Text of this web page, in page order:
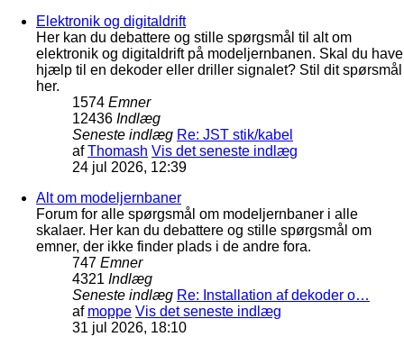
Elektronik og digitaldrift
Her kan du debattere og stille spørgsmål til alt om
elektronik og digitaldrift på modeljernbanen. Skal du have
hjælp til en dekoder eller driller signalet? Stil dit spørsmål
her.
1574 Emner
12436 Indlæg
Seneste indlæg Re: JST stik/kabel
afThomash Vis det seneste indlæg
24 jul 2026, 12:39
Alt om modeljernbaner
Forum for alle spørgsmål om modeljernbaner i alle
skalaer. Her kan du debattere og stille spørgsmål om
emner, der ikke finder plads i de andre fora.
747 Emner
4321 Indlæg
Seneste indlæg Re: Installation af dekoder o…
af moppe Vis det seneste indlæg
31 jul 2026, 18:10